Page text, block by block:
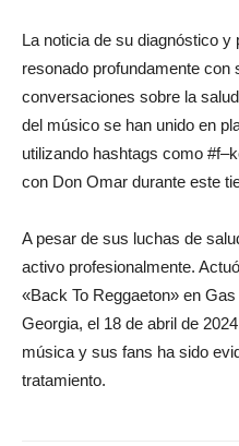
La noticia de su diagnóstico
resonado profundamente con
conversaciones sobre la
del músico se han unido en
utilizando hashtags como
con Don Omar durante este
A pesar de sus luchas de
activo profesionalmente.
«Back To Reggaeton» en
Georgia, el 18 de abril de
música y sus fans ha sido
tratamiento.